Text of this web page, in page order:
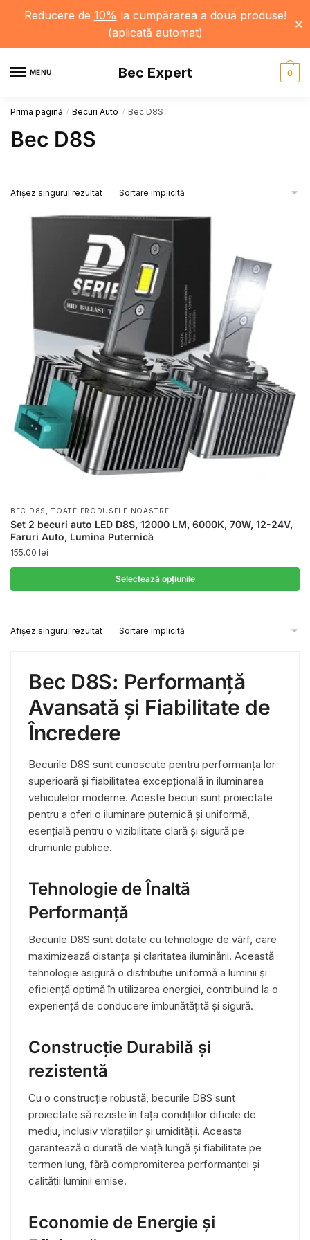
Reducere de 10% la cumpărarea a două produse!
(aplicată automat)
✕
MENU Bec Expert 0
Prima pagină / Becuri Auto / Bec D8S
Bec D8S
Afișez singurul rezultat
BEC D8S ,TOATE PRODUSELE NOASTRE
Set 2 becuri auto LED D8S, 12000 LM, 6000K, 70W, 12-24V,
Faruri Auto, Lumina Puternică
155.00 lei
Selectează opțiunile
are
variații.
Opțiunile
pagina
produsului.
Afișez singurul rezultat
Bec D8S: Performanță
Avansată și Fiabilitate de
Încredere
Becurile D8S sunt cunoscute pentru performanța lor
superioară și fiabilitatea excepțională în iluminarea
vehiculelor moderne. Aceste becuri sunt proiectate
pentru a oferi o iluminare puternică și uniformă,
esențială pentru o vizibilitate clară și sigură pe
drumurile publice.
Tehnologie de Înaltă
Performanță
Becurile D8S sunt dotate cu tehnologie de vârf, care
maximizează distanța și claritatea iluminării. Această
tehnologie asigură o distribuție uniformă a luminii și
eficiență optimă în utilizarea energiei, contribuind la o
experiență de conducere îmbunătățită și sigură.
Construcție Durabilă și
rezistentă
Cu o construcție robustă, becurile D8S sunt
proiectate să reziste în fața condițiilor dificile de
mediu, inclusiv vibrațiilor și umidității. Aceasta
garantează o durată de viață lungă și fiabilitate pe
termen lung, fără compromiterea performanței și
calității luminii emise.
Economie de Energie și